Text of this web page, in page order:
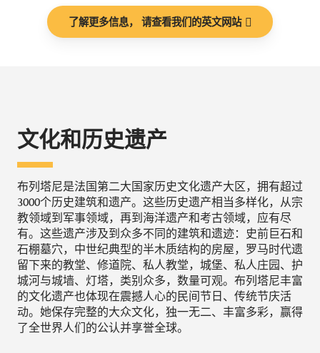
了解更多信息， 请查看我们的英文网站
文化和历史遗产
布列塔尼是法国第二大国家历史文化遗产大区，拥有超过
3000个历史建筑和遗产。这些历史遗产相当多样化，从宗
教领域到军事领域，再到海洋遗产和考古领域，应有尽
有。这些遗产涉及到众多不同的建筑和遗迹：史前巨石和
石棚墓穴，中世纪典型的半木质结构的房屋，罗马时代遗
留下来的教堂、修道院、私人教堂，城堡、私人庄园、护
城河与城墙、灯塔，类别众多，数量可观。布列塔尼丰富
的文化遗产也体现在震撼人心的民间节日、传统节庆活
动。她保存完整的大众文化，独一无二、丰富多彩，赢得
了全世界人们的公认并享誉全球。